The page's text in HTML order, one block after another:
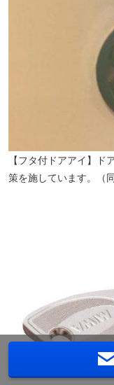
【フタ付ドアアイ】
策を施しています。（同